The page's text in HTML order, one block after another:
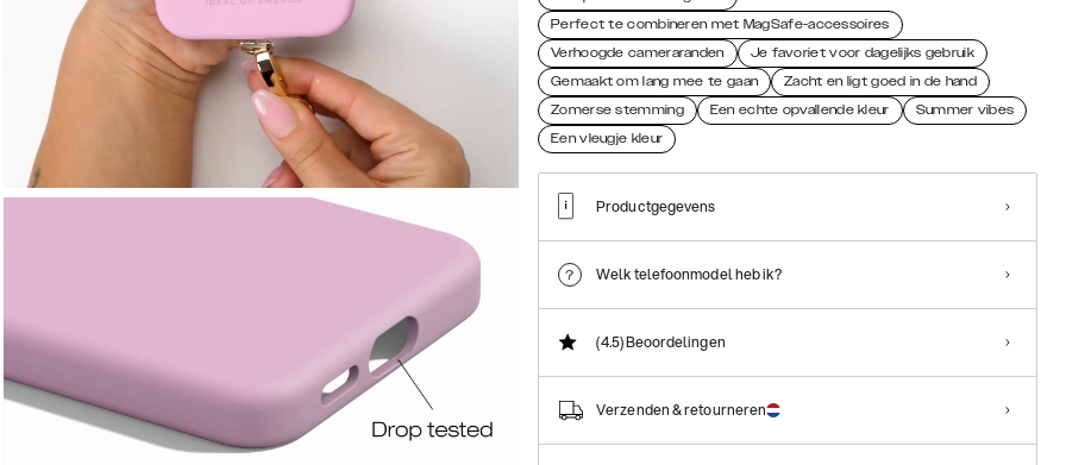
Perfect te combineren met MagSafe-accessoires
Verhoogde cameraranden
Je favoriet voor dagelijks gebruik
Gemaakt om lang mee te gaan
Zacht en ligt goed in de hand
Zomerse stemming
Een echte opvallende kleur
Summer vibes
Een vleugje kleur
Productgegevens
Welk telefoonmodel heb ik?
(4.5)Beoordelingen
Verzenden & retourneren